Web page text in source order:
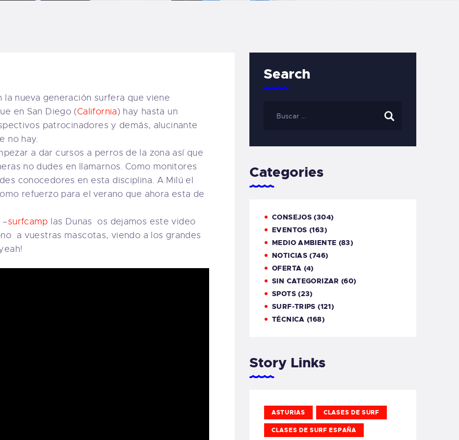
CARRITO
TIENDA FAMILY
SURFERS
WEBCAM SALINAS
la nueva generación surfera que viene
en San Diego (California) hay hasta un
patrocinadores y demás, alucinante
no hay.
a dar cursos a perros de la zona así que
no dudes en llamarnos. Como monitores
conocedores en esta disciplina. A Milú el
refuerzo para el verano que ahora esta de
–surfcamp las Dunas os dejamos este video
a vuestras mascotas, viendo a los grandes
Search
Categories
CONSEJOS (304)
EVENTOS (163)
MEDIO AMBIENTE (83)
NOTICIAS (746)
OFERTA (4)
SIN CATEGORIZAR (60)
SPOTS(23)
SURF-TRIPS (121)
TÉCNICA (168)
Story Links
ASTURIAS CLASES DE SURF
CLASES DE SURF ESPAÑA